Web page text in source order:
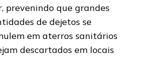
prevenindo que grandes
de dejetos se
em aterros sanitários
descartados em locais